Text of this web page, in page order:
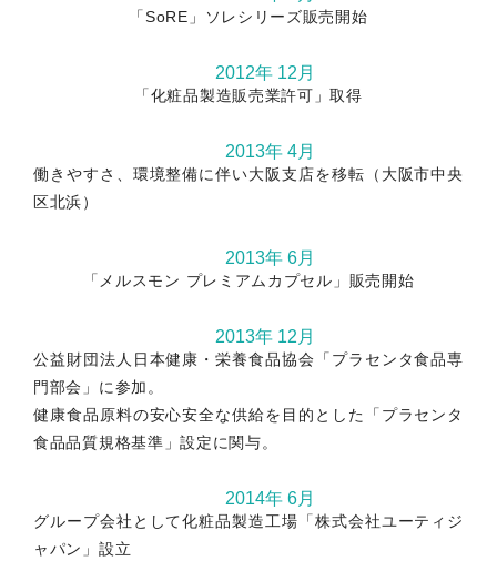
「SoRE」ソレシリーズ販売開始
2012年 12月
「化粧品製造販売業許可」取得
2013年 4月
働きやすさ、環境整備に伴い大阪支店を移転（大阪市中央
区北浜）
2013年 6月
「メルスモン プレミアムカプセル」販売開始
2013年 12月
公益財団法人日本健康・栄養食品協会「プラセンタ食品専
門部会」に参加。
健康食品原料の安心安全な供給を目的とした「プラセンタ
食品品質規格基準」設定に関与。
2014年 6月
グループ会社として化粧品製造工場「株式会社ユーティジ
ャパン」設立